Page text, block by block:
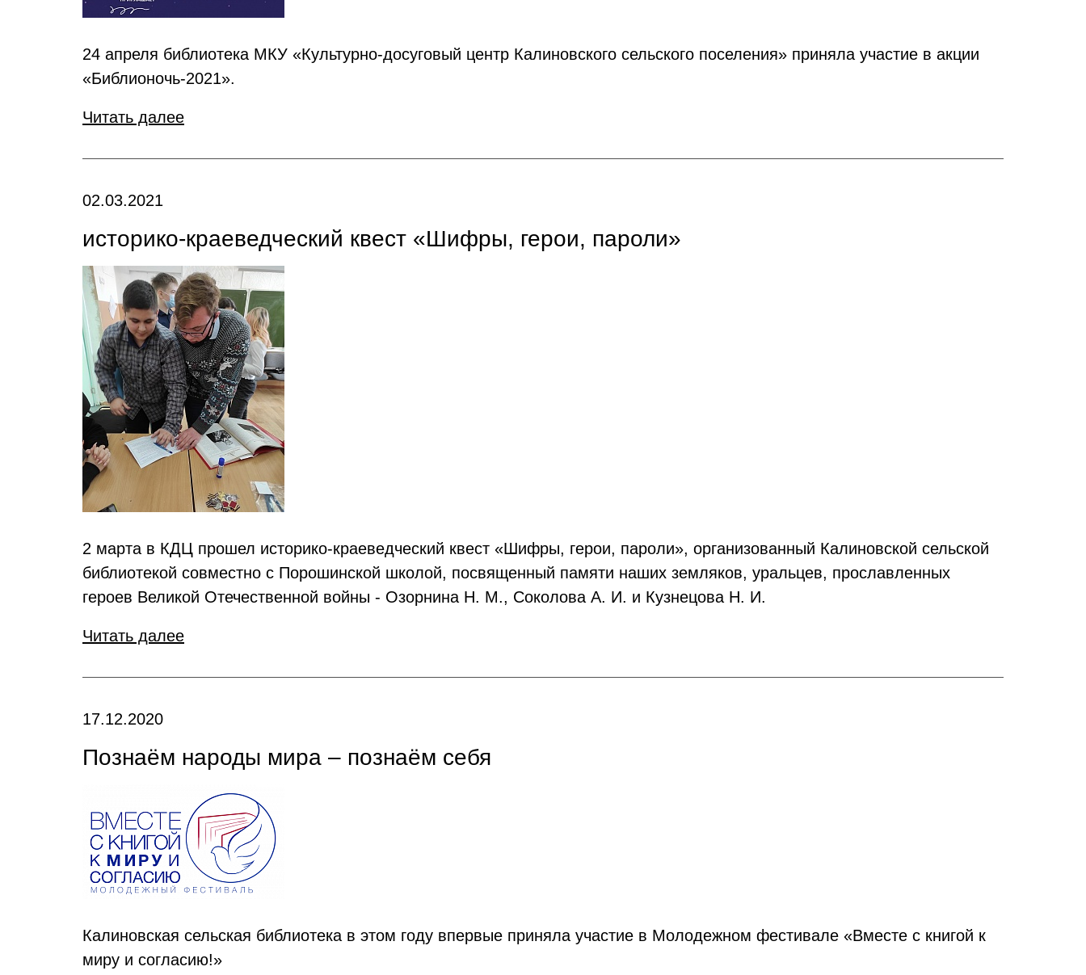
24 апреля библиотека МКУ «Культурно-досуговый центр Калиновского сельского поселения» приняла участие в акции
«Библионочь-2021».
Читать далее
02.03.2021
историко-краеведческий квест «Шифры, герои, пароли»
2 марта в КДЦ прошел историко-краеведческий квест «Шифры, герои, пароли», организованный Калиновской сельской
библиотекой совместно с Порошинской школой, посвященный памяти наших земляков, уральцев, прославленных
героев Великой Отечественной войны - Озорнина Н. М., Соколова А. И. и Кузнецова Н. И.
Читать далее
17.12.2020
Познаём народы мира – познаём себя
Калиновская сельская библиотека в этом году впервые приняла участие в Молодежном фестивале «Вместе с книгой к
миру и согласию!»